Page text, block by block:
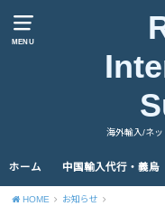
MENU
海外輸入/ネ
ホーム 中国輸入代行・義烏
HOME お知らせ